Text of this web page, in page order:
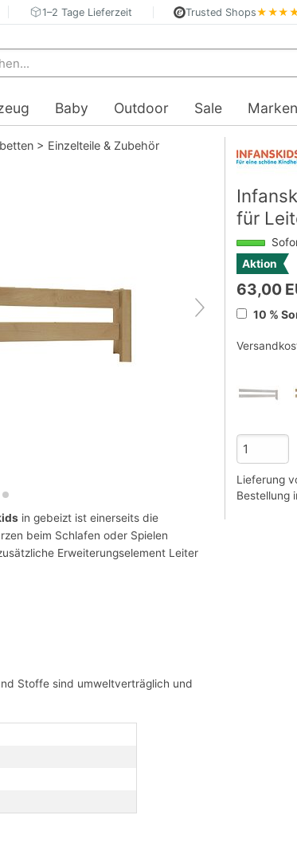
1–2 Tage Lieferzeit Trusted Shops
Baby Outdoor Sale Marken
> Einzelteile & Zubehör
für
Aktion
63,00
10 %
Lieferung
Bestellung
in gebeizt ist einerseits die
beim Schlafen oder Spielen
Erweiterungselement Leiter
Stoffe sind umweltverträglich und